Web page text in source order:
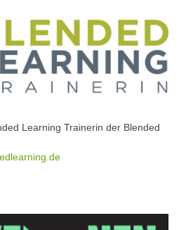
Learning Trainerin der Blended